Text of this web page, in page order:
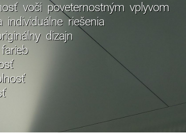
voči poveternostným vplyvom
individuálne riešenia
dizajn